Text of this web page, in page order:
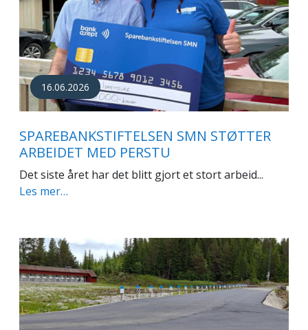
16.06.2026
SPAREBANKSTIFTELSEN SMN STØTTER
ARBEIDET MED PERSTU
Det siste året har det blitt gjort et stort arbeid...
Les mer…